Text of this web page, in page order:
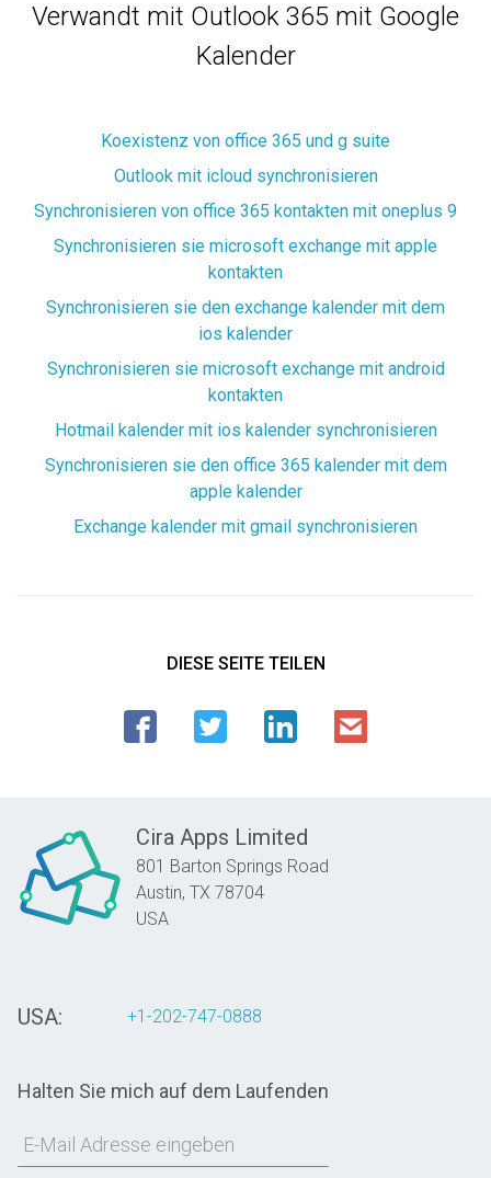
Verwandt mit Outlook 365 mit Google
Kalender
Koexistenz von office 365 und g suite
Outlook mit icloud synchronisieren
Synchronisieren von office 365 kontakten mit oneplus 9
Synchronisieren sie microsoft exchange mit apple
kontakten
Synchronisieren sie den exchange kalender mit dem
ios kalender
Synchronisieren sie microsoft exchange mit android
kontakten
Hotmail kalender mit ios kalender synchronisieren
Synchronisieren sie den office 365 kalender mit dem
apple kalender
Exchange kalender mit gmail synchronisieren
DIESE SEITE TEILEN
Cira Apps Limited
801 Barton Springs Road
Austin, TX 78704
USA
USA: +1-202-747-0888
Halten Sie mich auf dem Laufenden